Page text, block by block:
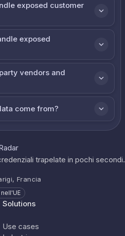
exposed customer
exposed
vendors and
come from?
trapelate in pochi secondi.
Francia
Solutions
Use cases